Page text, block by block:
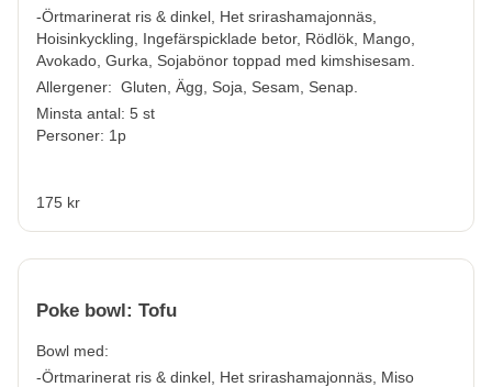
-Örtmarinerat ris & dinkel, Het srirashamajonnäs,
Hoisinkyckling, Ingefärspicklade betor, Rödlök, Mango,
Avokado, Gurka, Sojabönor toppad med kimshisesam.
Allergener: Gluten, Ägg, Soja, Sesam, Senap.
Minsta antal: 5 st
Personer: 1p
175 kr
Poke bowl: Tofu
Bowl med:
-Örtmarinerat ris & dinkel, Het srirashamajonnäs, Miso